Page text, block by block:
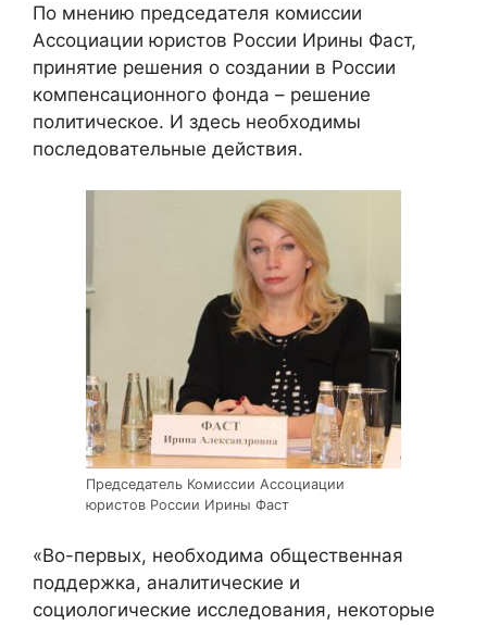
По мнению председателя комиссии
Ассоциации юристов России Ирины Фаст,
принятие решения о создании в России
компенсационного фонда – решение
политическое. И здесь необходимы
последовательные действия.
Председатель Комиссии Ассоциации
юристов России Ирины Фаст
«Во-первых, необходима общественная
поддержка, аналитические и
социологические исследования, некоторые